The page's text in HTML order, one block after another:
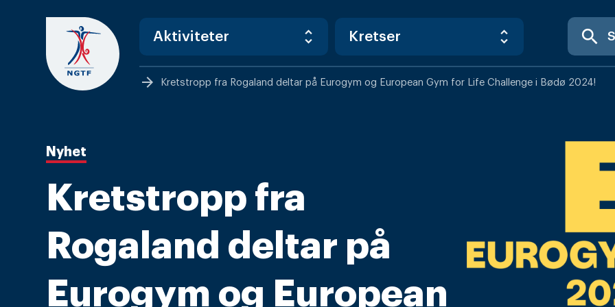
content
search
arrow_forward Kretstropp fra Rogaland deltar på Eurogym og European Gym for Life Challenge i Bødø 2024!
Nyhet
Kretstropp fra
Rogaland deltar på
Eurogym og European